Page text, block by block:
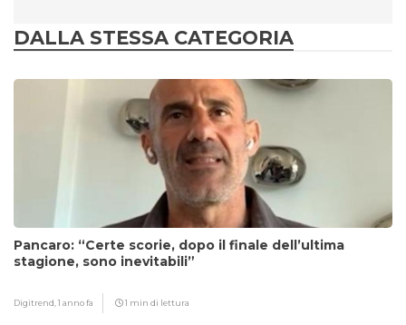
DALLA STESSA CATEGORIA
Pancaro: “Certe scorie, dopo il finale dell’ultima
stagione, sono inevitabili”
Digitrend,1 anno fa 1 min di lettura